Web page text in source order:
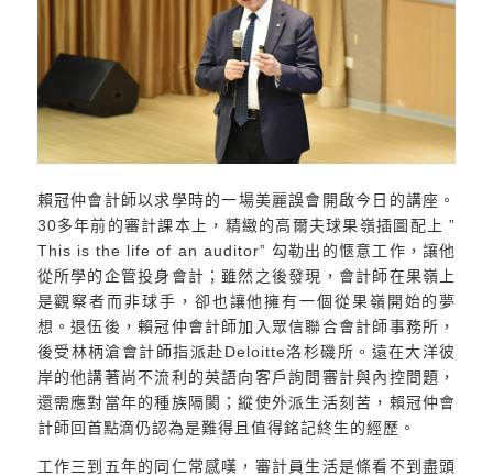
賴冠仲會計師以求學時的一場美麗誤會開啟今日的講座。
30多年前的審計課本上，精緻的高爾夫球果嶺插圖配上 ”
This is the life of an auditor” 勾勒出的愜意工作，讓他
從所學的企管投身會計；雖然之後發現，會計師在果嶺上
是觀察者而非球手，卻也讓他擁有一個從果嶺開始的夢
想。退伍後，賴冠仲會計師加入眾信聯合會計師事務所，
後受林柄滄會計師指派赴Deloitte洛杉磯所。遠在大洋彼
岸的他講著尚不流利的英語向客戶詢問審計與內控問題，
還需應對當年的種族隔閡；縱使外派生活刻苦，賴冠仲會
計師回首點滴仍認為是難得且值得銘記終生的經歷。
工作三到五年的同仁常感嘆，審計員生活是條看不到盡頭